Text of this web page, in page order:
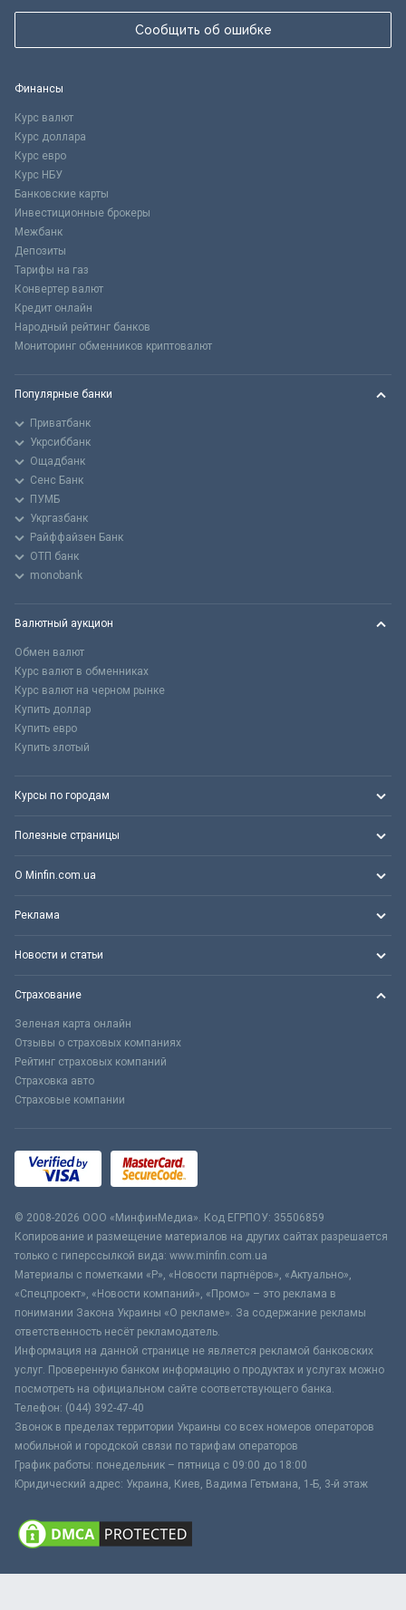
Сообщить об ошибке
Финансы
Курс валют
Курс доллара
Курс евро
Курс НБУ
Банковские карты
Инвестиционные брокеры
Межбанк
Депозиты
Тарифы на газ
Конвертер валют
Кредит онлайн
Народный рейтинг банков
Мониторинг обменников криптовалют
Популярные банки
Приватбанк
Укрсиббанк
Ощадбанк
Сенс Банк
ПУМБ
Укргазбанк
Райффайзен Банк
ОТП банк
monobank
Валютный аукцион
Обмен валют
Курс валют в обменниках
Курс валют на черном рынке
Купить доллар
Купить евро
Купить злотый
Курсы по городам
Полезные страницы
О Minfin.com.ua
Реклама
Новости и статьи
Страхование
Зеленая карта онлайн
Отзывы о страховых компаниях
Рейтинг страховых компаний
Страховка авто
Страховые компании
© 2008-2026 ООО «МинфинМедиа». Код ЕГРПОУ: 35506859
Копирование и размещение материалов на других сайтах разрешается
только с гиперссылкой вида: www.minfin.com.ua
Материалы с пометками «Р», «Новости партнёров», «Актуально»,
«Спецпроект», «Новости компаний», «Промо» – это реклама в
понимании Закона Украины «О рекламе». За содержание рекламы
ответственность несёт рекламодатель.
Информация на данной странице не является рекламой банковских
услуг. Проверенную банком информацию о продуктах и услугах можно
посмотреть на официальном сайте соответствующего банка.
Телефон: (044) 392-47-40
Звонок в пределах территории Украины со всех номеров операторов
мобильной и городской связи по тарифам операторов
График работы: понедельник – пятница с 09:00 до 18:00
Юридический адрес: Украина, Киев, Вадима Гетьмана, 1-Б, 3-й этаж